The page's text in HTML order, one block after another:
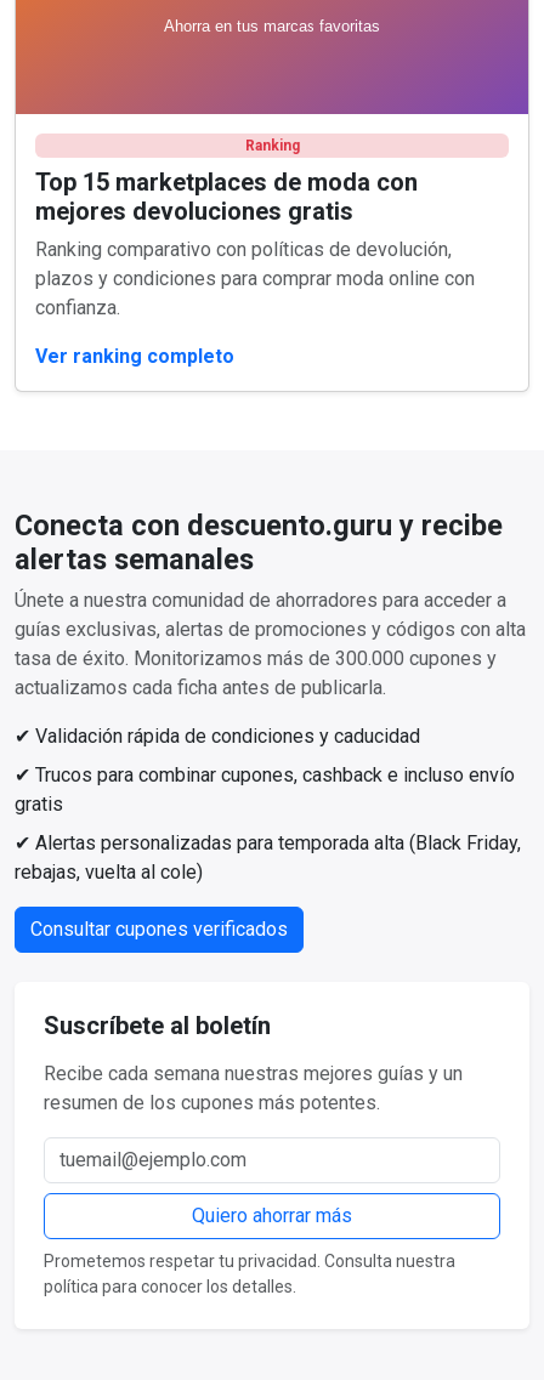
Ranking
Top 15 marketplaces de moda con
mejores devoluciones gratis
Ranking comparativo con políticas de devolución,
plazos y condiciones para comprar moda online con
confianza.
Ver ranking completo
Conecta con descuento.guru y recibe
alertas semanales
Únete a nuestra comunidad de ahorradores para acceder a
guías exclusivas, alertas de promociones y códigos con alta
tasa de éxito. Monitorizamos más de 300.000 cupones y
actualizamos cada ficha antes de publicarla.
✔ Validación rápida de condiciones y caducidad
✔ Trucos para combinar cupones, cashback e incluso envío
gratis
✔ Alertas personalizadas para temporada alta (Black Friday,
rebajas, vuelta al cole)
Consultar cupones verificados
Suscríbete al boletín
Recibe cada semana nuestras mejores guías y un
resumen de los cupones más potentes.
Correo electrónico
Quiero ahorrar más
Prometemos respetar tu privacidad. Consulta nuestra
política para conocer los detalles.